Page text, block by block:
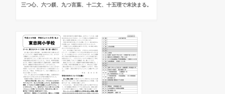
三つ心、六つ躾、九つ言葉、十二文、十五理で末決まる。